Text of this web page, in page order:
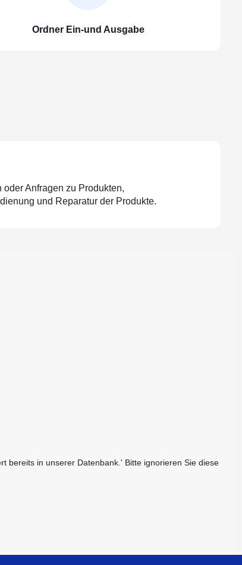
Ordner Ein-und Ausgabe
oder Anfragen zu Produkten,
und Reparatur der Produkte.
bereits in unserer Datenbank.' Bitte ignorieren Sie diese